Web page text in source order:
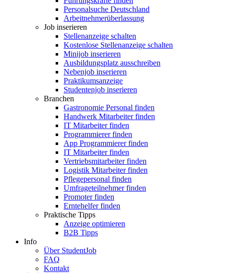
Personalsuche Deutschland
Arbeitnehmerüberlassung
Job inserieren
Stellenanzeige schalten
Kostenlose Stellenanzeige schalten
Minijob inserieren
Ausbildungsplatz ausschreiben
Nebenjob inserieren
Praktikumsanzeige
Studentenjob inserieren
Branchen
Gastronomie Personal finden
Handwerk Mitarbeiter finden
IT Mitarbeiter finden
Programmierer finden
App Programmierer finden
IT Mitarbeiter finden
Vertriebsmitarbeiter finden
Logistik Mitarbeiter finden
Pflegepersonal finden
Umfrageteilnehmer finden
Promoter finden
Erntehelfer finden
Praktische Tipps
Anzeige optimieren
B2B Tipps
Info
Über StudentJob
FAQ
Kontakt